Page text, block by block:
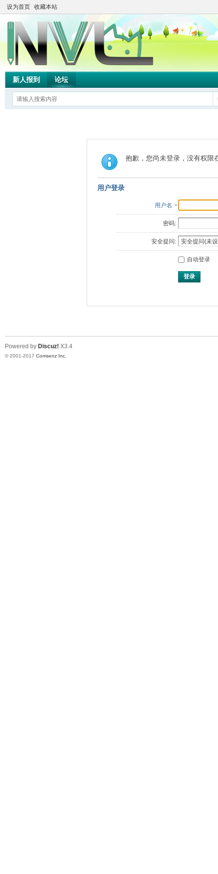
设为首页 收藏本站
新人报到 论坛
抱歉，您尚未登录，没有权限
用户登录
用户名
密码:
安全提问:
自动登录
登录
Powered by Discuz! X3.4
© 2001-2017 Comsenz Inc.